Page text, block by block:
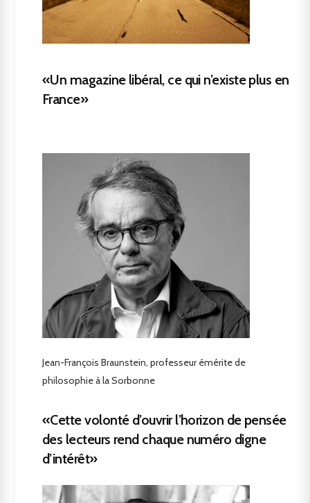
«Un magazine libéral, ce qui n’existe plus en
France»
Jean-François Braunstein, professeur émérite de
philosophie à la Sorbonne
«Cette volonté d’ouvrir l’horizon de pensée
des lecteurs rend chaque numéro digne
d’intérêt»